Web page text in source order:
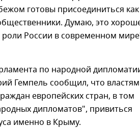
готовы присоединиться как
Думаю, это
России в современном
по народной
Гемпель сообщил, что властям
европейских стран, в том
дипломатов", привиться
именно в Крыму.